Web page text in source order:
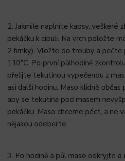
2. Jakmile naplníte kapsy, veškeré
pekáčku k cibuli. Na vrch položte
2 hrnky). Vložte do trouby a pečte
110°C. Po první půlhodině
přelijte tekutinou vypečenou z
asi další hodinu. Maso klidně
aby se tekutina pod masem
pekáčku. Maso chceme péct, a ne
nějakou odeberte.
3. Po hodině a půl maso odkryjte